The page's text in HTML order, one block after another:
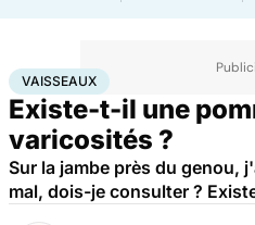
AccueilSanté Vaisseaux
VAISSEAUX
Existe-t-il une
varicosités ?
Sur la jambe près du genou,
mal, dois-je consulter ?